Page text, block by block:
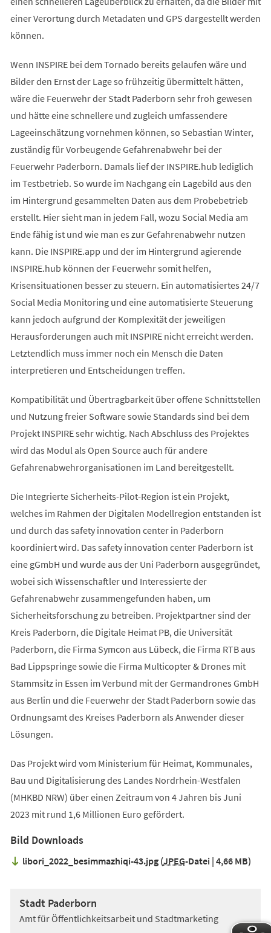
einer Verortung durch Metadaten und GPS dargestellt werden
können.
Wenn INSPIRE bei dem Tornado bereits gelaufen wäre und
Bilder den Ernst der Lage so frühzeitig übermittelt hätten,
wäre die Feuerwehr der Stadt Paderborn sehr froh gewesen
und hätte eine schnellere und zugleich umfassendere
Lageeinschätzung vornehmen können, so Sebastian Winter,
zuständig für Vorbeugende Gefahrenabwehr bei der
Feuerwehr Paderborn. Damals lief der INSPIRE.hub lediglich
im Testbetrieb. So wurde im Nachgang ein Lagebild aus den
im Hintergrund gesammelten Daten aus dem Probebetrieb
erstellt. Hier sieht man in jedem Fall, wozu Social Media am
Ende fähig ist und wie man es zur Gefahrenabwehr nutzen
kann. Die INSPIRE.app und der im Hintergrund agierende
INSPIRE.hub können der Feuerwehr somit helfen,
Krisensituationen besser zu steuern. Ein automatisiertes 24/7
Social Media Monitoring und eine automatisierte Steuerung
kann jedoch aufgrund der Komplexität der jeweiligen
Herausforderungen auch mit INSPIRE nicht erreicht werden.
Letztendlich muss immer noch ein Mensch die Daten
interpretieren und Entscheidungen treffen.
Kompatibilität und Übertragbarkeit über offene Schnittstellen
und Nutzung freier Software sowie Standards sind bei dem
Projekt INSPIRE sehr wichtig. Nach Abschluss des Projektes
wird das Modul als Open Source auch für andere
Gefahrenabwehrorganisationen im Land bereitgestellt.
Die Integrierte Sicherheits-Pilot-Region ist ein Projekt,
welches im Rahmen der Digitalen Modellregion entstanden ist
und durch das safety innovation center in Paderborn
koordiniert wird. Das safety innovation center Paderborn ist
eine gGmbH und wurde aus der Uni Paderborn ausgegründet,
wobei sich Wissenschaftler und Interessierte der
Gefahrenabwehr zusammengefunden haben, um
Sicherheitsforschung zu betreiben. Projektpartner sind der
Kreis Paderborn, die Digitale Heimat PB, die Universität
Paderborn, die Firma Symcon aus Lübeck, die Firma RTB aus
Bad Lippspringe sowie die Firma Multicopter & Drones mit
Stammsitz in Essen im Verbund mit der Germandrones GmbH
aus Berlin und die Feuerwehr der Stadt Paderborn sowie das
Ordnungsamt des Kreises Paderborn als Anwender dieser
Lösungen.
Das Projekt wird vom Ministerium für Heimat, Kommunales,
Bau und Digitalisierung des Landes Nordrhein-Westfalen
(MHKBD NRW) über einen Zeitraum von 4 Jahren bis Juni
2023 mit rund 1,6 Millionen Euro gefördert.
Bild Downloads
libori_2022_besimmazhiqi-43.jpg JPEG-Datei 4,66 MB
Stadt Paderborn
Amt für Öffentlichkeitsarbeit und Stadtmarketing